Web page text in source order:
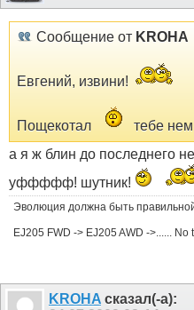
Сообщение от KROHA
Евгений, извини!
Пощекотал
тебе
а я ж блин до последнего
уффффф! шутник!
Эволюция должна быть
EJ205 FWD -> EJ205 AWD ->...... No
KROHA сказал(-а):